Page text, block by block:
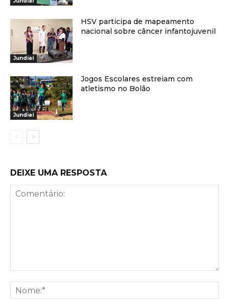
Jundiaí
HSV participa de mapeamento
nacional sobre câncer infantojuvenil
Jundiaí
Jogos Escolares estreiam com
atletismo no Bolão
DEIXE UMA RESPOSTA